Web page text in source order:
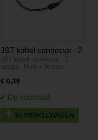
JST kabel connector - 2
aderig - Male + female
JST kabel connector - 2
aderig - Male + female…
€ 0,39
IN WINKELWAGEN